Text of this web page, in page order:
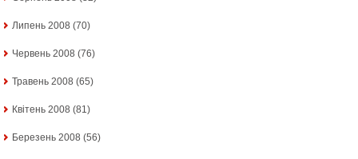
Липень 2008 (70)
Червень 2008 (76)
Травень 2008 (65)
Квітень 2008 (81)
Березень 2008 (56)